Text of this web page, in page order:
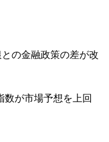
の金融政策の差が改
数が市場予想を上回